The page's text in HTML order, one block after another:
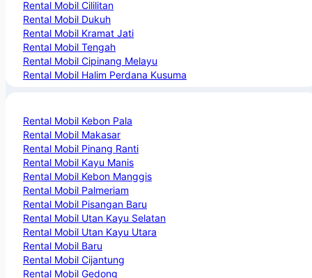
Rental Mobil Cililitan
Rental Mobil Dukuh
Rental Mobil Kramat Jati
Rental Mobil Tengah
Rental Mobil Cipinang Melayu
Rental Mobil Halim Perdana Kusuma
Rental Mobil Kebon Pala
Rental Mobil Makasar
Rental Mobil Pinang Ranti
Rental Mobil Kayu Manis
Rental Mobil Kebon Manggis
Rental Mobil Palmeriam
Rental Mobil Pisangan Baru
Rental Mobil Utan Kayu Selatan
Rental Mobil Utan Kayu Utara
Rental Mobil Baru
Rental Mobil Cijantung
Rental Mobil Gedong